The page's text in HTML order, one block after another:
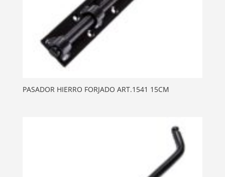
PASADOR HIERRO FORJADO ART.1541 15CM